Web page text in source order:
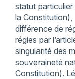
statut
la Constitution),
différence de
régies par
singularité des
souveraineté
Constitution).